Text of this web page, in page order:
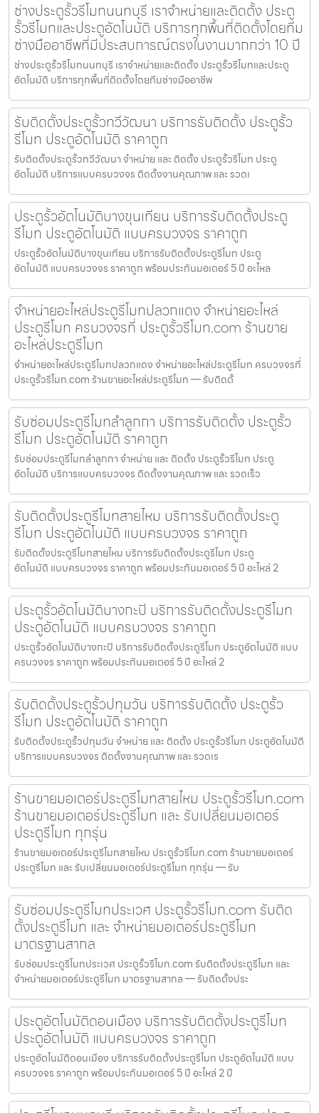
ช่างประตูรั้วรีโมทนนทบุรี เราจำหน่ายและติดตั้ง ประตู
รั้วรีโมทและประตูอัตโนมัติ บริการทุกพื้นที่ติดตั้งโดยทีม
ช่างมืออาชีพที่มีประสบการณ์ตรงในงานมากกว่า 10 ปี
ช่างประตูรั้วรีโมทนนทบุรี เราจำหน่ายและติดตั้ง ประตูรั้วรีโมทและประตู
อัตโนมัติ บริการทุกพื้นที่ติดตั้งโดยทีมช่างมืออาชีพ
รับติดตั้งประตูรั้วทวีวัฒนา บริการรับติดตั้ง ประตูรั้ว
รีโมท ประตูอัตโนมัติ ราคาถูก
รับติดตั้งประตูรั้วทวีวัฒนา จำหน่าย และ ติดตั้ง ประตูรั้วรีโมท ประตู
อัตโนมัติ บริการแบบครบวงจร ติดตั้งงานคุณภาพ และ รวดเ
ประตูรั้วอัตโนมัติบางขุนเทียน บริการรับติดตั้งประตู
รีโมท ประตูอัตโนมัติ แบบครบวงจร ราคาถูก
ประตูรั้วอัตโนมัติบางขุนเทียน บริการรับติดตั้งประตูรีโมท ประตู
อัตโนมัติ แบบครบวงจร ราคาถูก พร้อมประกันมอเตอร์ 5 ปี อะไหล
จำหน่ายอะไหล่ประตูรีโมทปลวกแดง จำหน่ายอะไหล่
ประตูรีโมท ครบวงจรที่ ประตูรั้วรีโมท.com ร้านขาย
อะไหล่ประตูรีโมท
จำหน่ายอะไหล่ประตูรีโมทปลวกแดง จำหน่ายอะไหล่ประตูรีโมท ครบวงจรที่
ประตูรั้วรีโมท.com ร้านขายอะไหล่ประตูรีโมท — รับติดตั้
รับซ่อมประตูรีโมทลำลูกกา บริการรับติดตั้ง ประตูรั้ว
รีโมท ประตูอัตโนมัติ ราคาถูก
รับซ่อมประตูรีโมทลำลูกกา จำหน่าย และ ติดตั้ง ประตูรั้วรีโมท ประตู
อัตโนมัติ บริการแบบครบวงจร ติดตั้งงานคุณภาพ และ รวดเร็ว
รับติดตั้งประตูรีโมทสายไหม บริการรับติดตั้งประตู
รีโมท ประตูอัตโนมัติ แบบครบวงจร ราคาถูก
รับติดตั้งประตูรีโมทสายไหม บริการรับติดตั้งประตูรีโมท ประตู
อัตโนมัติ แบบครบวงจร ราคาถูก พร้อมประกันมอเตอร์ 5 ปี อะไหล่ 2
ประตูรั้วอัตโนมัติบางกะปิ บริการรับติดตั้งประตูรีโมท
ประตูอัตโนมัติ แบบครบวงจร ราคาถูก
ประตูรั้วอัตโนมัติบางกะปิ บริการรับติดตั้งประตูรีโมท ประตูอัตโนมัติ แบบ
ครบวงจร ราคาถูก พร้อมประกันมอเตอร์ 5 ปี อะไหล่ 2
รับติดตั้งประตูรั้วปทุมวัน บริการรับติดตั้ง ประตูรั้ว
รีโมท ประตูอัตโนมัติ ราคาถูก
รับติดตั้งประตูรั้วปทุมวัน จำหน่าย และ ติดตั้ง ประตูรั้วรีโมท ประตูอัตโนมัติ
บริการแบบครบวงจร ติดตั้งงานคุณภาพ และ รวดเร
ร้านขายมอเตอร์ประตูรีโมทสายไหม ประตูรั้วรีโมท.com
ร้านขายมอเตอร์ประตูรีโมท และ รับเปลี่ยนมอเตอร์
ประตูรีโมท ทุกรุ่น
ร้านขายมอเตอร์ประตูรีโมทสายไหม ประตูรั้วรีโมท.com ร้านขายมอเตอร์
ประตูรีโมท และ รับเปลี่ยนมอเตอร์ประตูรีโมท ทุกรุ่น — รับ
รับซ่อมประตูรีโมทประเวศ ประตูรั้วรีโมท.com รับติด
ตั้งประตูรีโมท และ จำหน่ายมอเตอร์ประตูรีโมท
มาตรฐานสากล
รับซ่อมประตูรีโมทประเวศ ประตูรั้วรีโมท.com รับติดตั้งประตูรีโมท และ
จำหน่ายมอเตอร์ประตูรีโมท มาตรฐานสากล — รับติดตั้งประ
ประตูอัตโนมัติดอนเมือง บริการรับติดตั้งประตูรีโมท
ประตูอัตโนมัติ แบบครบวงจร ราคาถูก
ประตูอัตโนมัติดอนเมือง บริการรับติดตั้งประตูรีโมท ประตูอัตโนมัติ แบบ
ครบวงจร ราคาถูก พร้อมประกันมอเตอร์ 5 ปี อะไหล่ 2 ปี